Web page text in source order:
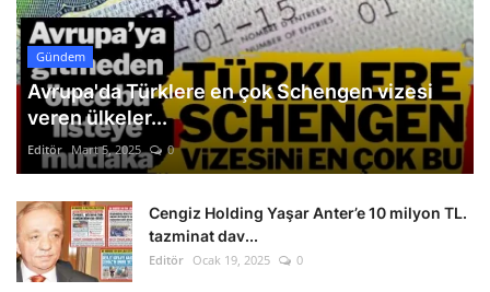
Gündem
Avrupa'da Türklere en çok Schengen vizesi
veren ülkeler...
Editör Mart 5, 2025 0
Cengiz Holding Yaşar Anter’e 10 milyon TL.
tazminat dav...
Editör Ocak 19, 2025 0